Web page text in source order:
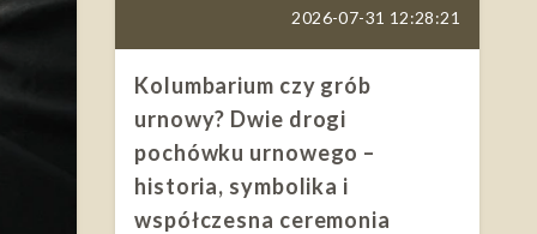
2026-07-31 12:28:21
Kolumbarium czy grób
urnowy? Dwie drogi
pochówku urnowego –
historia, symbolika i
współczesna ceremonia